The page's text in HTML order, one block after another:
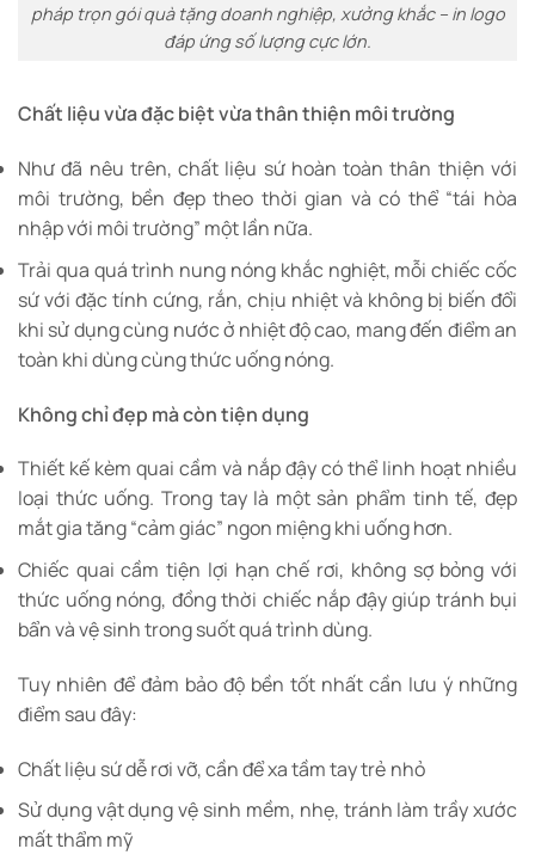
pháp trọn gói quà tặng doanh nghiệp, xưởng khắc – in logo
đáp ứng số lượng cực lớn.
Chất liệu vừa đặc biệt vừa thân thiện môi trường
Như đã nêu trên, chất liệu sứ hoàn toàn thân thiện với
môi trường, bền đẹp theo thời gian và có thể “tái hòa
nhập với môi trường” một lần nữa.
Trải qua quá trình nung nóng khắc nghiệt, mỗi chiếc cốc
sứ với đặc tính cứng, rắn, chịu nhiệt và không bị biến đổi
khi sử dụng cùng nước ở nhiệt độ cao, mang đến điểm an
toàn khi dùng cùng thức uống nóng.
Không chỉ đẹp mà còn tiện dụng
Thiết kế kèm quai cầm và nắp đậy có thể linh hoạt nhiều
loại thức uống. Trong tay là một sản phẩm tinh tế, đẹp
mắt gia tăng “cảm giác” ngon miệng khi uống hơn.
Chiếc quai cầm tiện lợi hạn chế rơi, không sợ bỏng với
thức uống nóng, đồng thời chiếc nắp đậy giúp tránh bụi
bẩn và vệ sinh trong suốt quá trình dùng.
Tuy nhiên để đảm bảo độ bền tốt nhất cần lưu ý những
điểm sau đây:
Chất liệu sứ dễ rơi vỡ, cần để xa tầm tay trẻ nhỏ
Sử dụng vật dụng vệ sinh mềm, nhẹ, tránh làm trầy xước
mất thẩm mỹ